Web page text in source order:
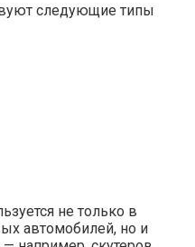
следующие типы
не только в
автомобилей, но и